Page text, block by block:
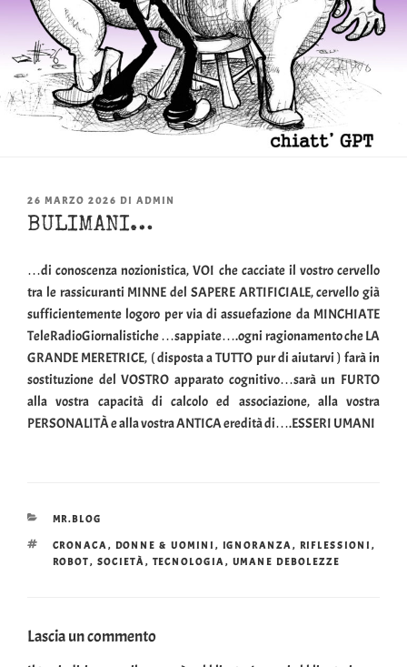
PUBBLICATO
IL
26 MARZO 2026 DI ADMIN
BULIMANI…
…di conoscenza nozionistica, VOI che cacciate il vostro cervello
tra le rassicuranti MINNE del SAPERE ARTIFICIALE, cervello già
sufficientemente logoro per via di assuefazione da MINCHIATE
TeleRadioGiornalistiche …sappiate….ogni ragionamento che LA
GRANDE MERETRICE, ( disposta a TUTTO pur di aiutarvi ) farà in
sostituzione del VOSTRO apparato cognitivo…sarà un FURTO
alla vostra capacità di calcolo ed associazione, alla vostra
PERSONALITÀ e alla vostra ANTICA eredità di….ESSERI UMANI
CATEGORIE
MR.BLOG
TAG
CRONACA, DONNE & UOMINI , IGNORANZA, RIFLESSIONI ,
ROBOT, SOCIETÀ, TECNOLOGIA, UMANE DEBOLEZZE
Lascia un commento